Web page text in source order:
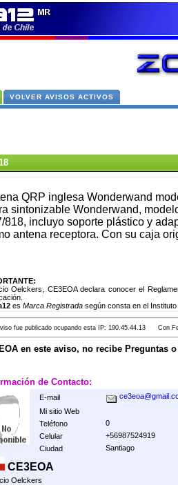
VOLVER AVISOS ACTIVOS
QRP inglesa Wonderwand
sintonizable Wonderwand,
818, incluyo soporte plástico y
antena receptora. Con su caja
Oelckers, CE3EOA declara conocer el
es Marca Registrada según consta en el
fue publicado ocupando esta IP: 190.45.44.13 Con
en este aviso, no recibe Preguntas
de Contacto:
E-mail
Mi sitio Web
Teléfono
0
Celular
+56987524919
Ciudad
Santiago
CE3EOA
Oelckers